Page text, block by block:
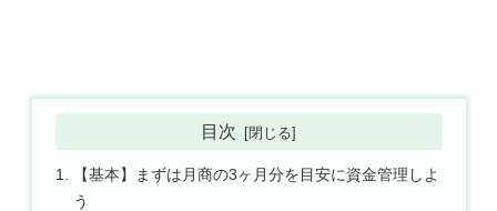
目次
【基本】まずは月商の3ヶ月分を目安に資金管理しよ
う